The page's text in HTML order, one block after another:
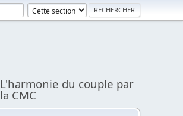
L'harmonie du couple par
la CMC